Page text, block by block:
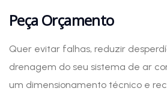
Peça Orçamento
Quer evitar falhas, reduzir
drenagem do seu sistema de ar
um dimensionamento técnico e